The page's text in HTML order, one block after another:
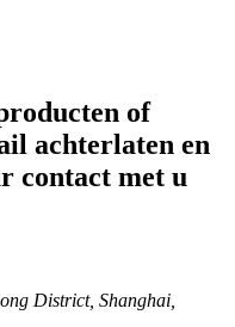
of
achterlaten en
contact met u
District, Shanghai,